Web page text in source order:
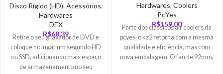
Disco Rígido (HD), Acessórios,
Hardwares
DEX
R$68,39
Retire o seu gravador de DVD e
coloque no lugar um segundo HD
ou SSD, adicionando mais espaço
de armazenamento no seu
Hardwares, Coolers
PcYes
R$159,00
Parte dos clássicos air coolers da
pcyes, o kz2 retorna com a mesma
qualidade e eficiência, mas com
nova embalagem. O fan de 92mm,